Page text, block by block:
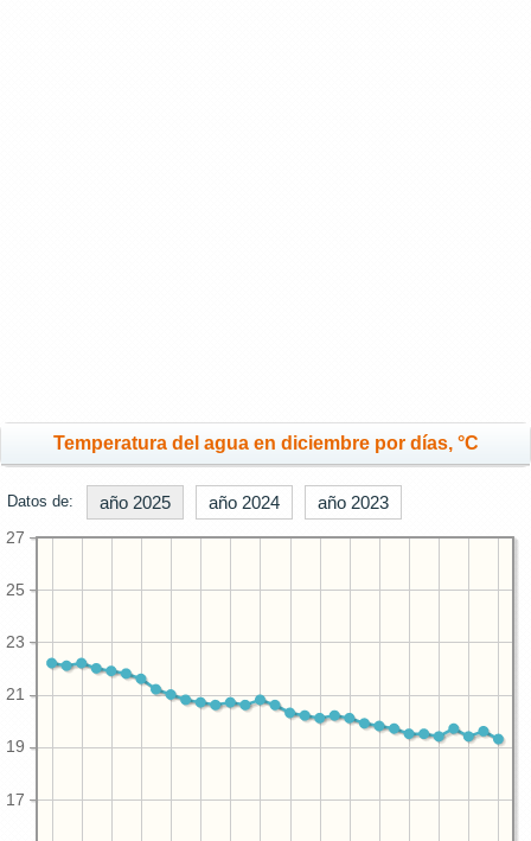
Temperatura del agua en diciembre por días, °C
Datos de: año 2025 año 2024 año 2023
17
19
21
23
25
27